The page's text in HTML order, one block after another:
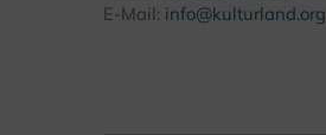
E-Mail: info@kulturland.org